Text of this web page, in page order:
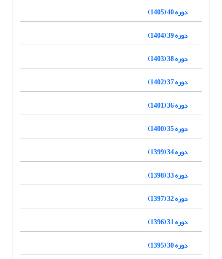
دوره 40 (1405)
دوره 39 (1404)
دوره 38 (1403)
دوره 37 (1402)
دوره 36 (1401)
دوره 35 (1400)
دوره 34 (1399)
دوره 33 (1398)
دوره 32 (1397)
دوره 31 (1396)
دوره 30 (1395)